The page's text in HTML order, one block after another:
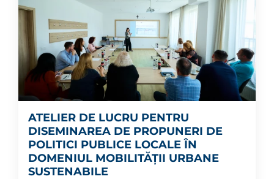
ATELIER DE LUCRU PENTRU
DISEMINAREA DE PROPUNERI DE
POLITICI PUBLICE LOCALE ÎN
DOMENIUL MOBILITĂȚII URBANE
SUSTENABILE